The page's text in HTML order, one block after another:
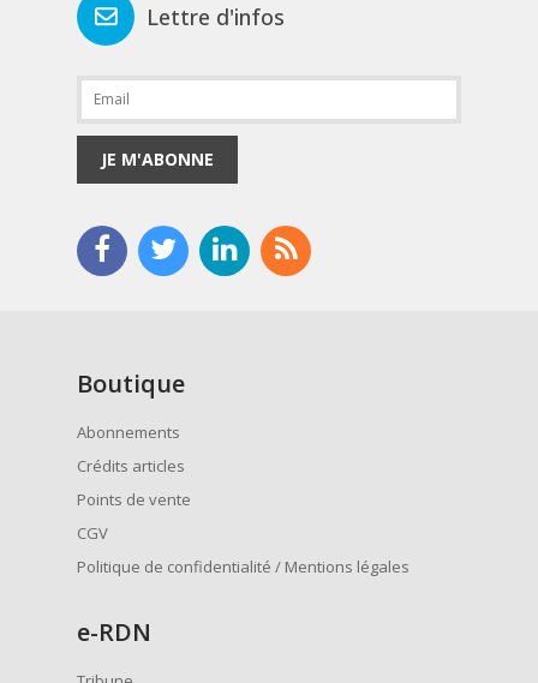
Lettre d'infos
JE M'ABONNE
Boutique
Abonnements
Crédits articles
Points de vente
CGV
Politique de confidentialité / Mentions légales
e-RDN